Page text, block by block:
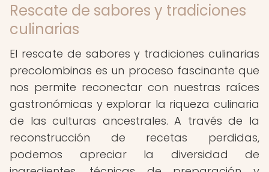
Rescate de sabores y tradiciones
culinarias
El rescate de sabores y tradiciones culinarias
precolombinas es un proceso fascinante que
nos permite reconectar con nuestras raíces
gastronómicas y explorar la riqueza culinaria
de las culturas ancestrales. A través de la
reconstrucción de recetas perdidas,
podemos apreciar la diversidad de